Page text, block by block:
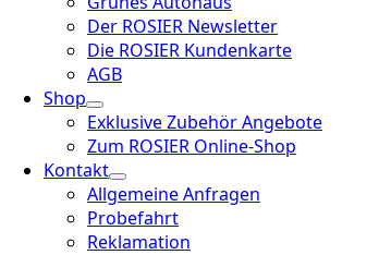
Der ROSIER Newsletter
Die ROSIER Kundenkarte
AGB
Shop
Exklusive Zubehör Angebote
Zum ROSIER Online-Shop
Kontakt
Allgemeine Anfragen
Probefahrt
Reklamation